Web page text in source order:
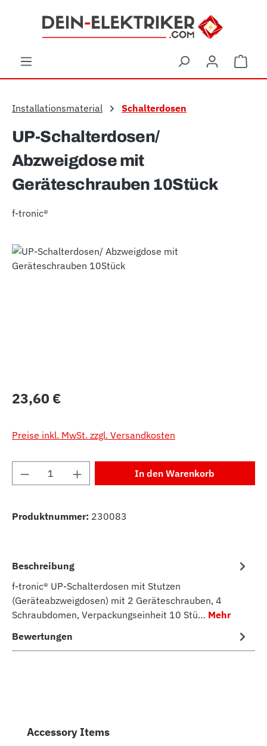
Zum Hauptinhalt springen
Installationsmaterial Schalterdosen
UP-Schalterdosen/
Abzweigdose mit
Geräteschrauben 10Stück
f-tronic®
Bildergalerie überspringen
Regulärer Preis:
23,60 €
Preise inkl. MwSt. zzgl. Versandkosten
Produkt Anzahl: Gib den gewünschten
In den Warenkorb
Produktnummer: 230083
Beschreibung
f-tronic® UP-Schalterdosen mit Stutzen
(Geräteabzweigdosen) mit 2 Geräteschrauben, 4
Schraubdomen, Verpackungseinheit 10 Stü… Mehr
Bewertungen
Produktgalerie überspringen
Accessory Items